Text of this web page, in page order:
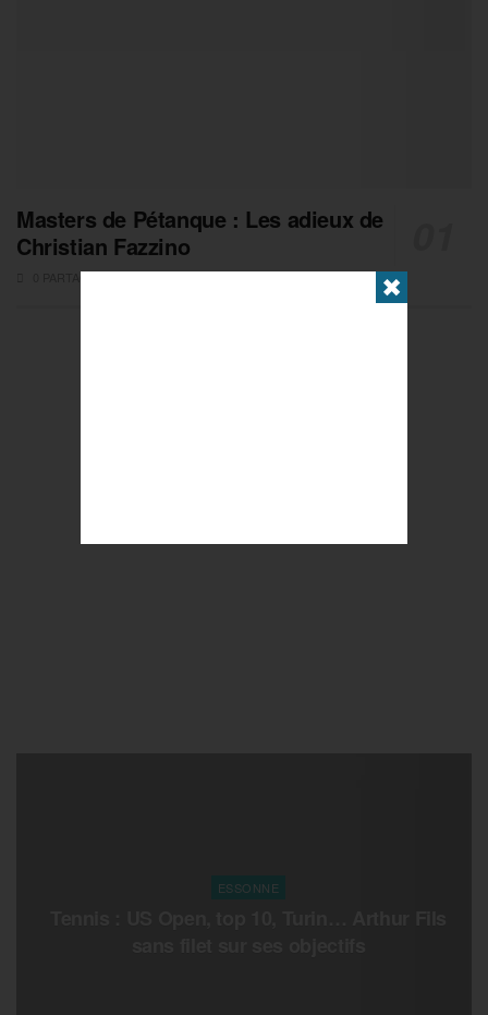
Masters de Pétanque : Les adieux de
Christian Fazzino
0 PARTAGES
ESSONNE
✖